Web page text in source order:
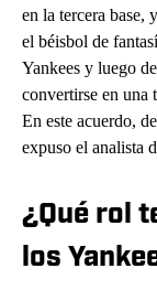
en la tercera base,
el béisbol de
Yankees y luego
convertirse en una
En este acuerdo,
expuso el analista
¿Qué rol
los